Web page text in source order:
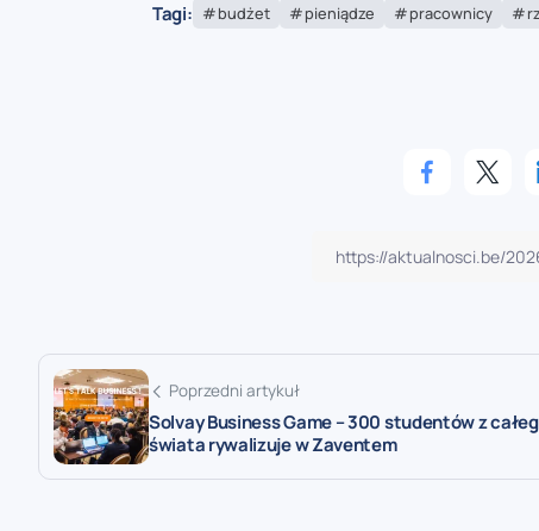
Tagi: budżet pieniądze pracownicy
Poprzedni artykuł
Solvay Business Game – 300 studentów z
świata rywalizuje w Zaventem